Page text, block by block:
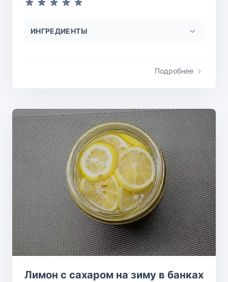
ИНГРЕДИЕНТЫ
Подробнее
Лимон с сахаром на зиму в банках